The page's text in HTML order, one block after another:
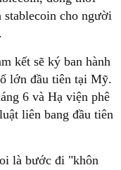
stablecoin cho người
kết sẽ ký ban hành
lớn đầu tiên tại Mỹ.
6 và Hạ viện phê
liên bang đầu tiên
là bước đi "khôn